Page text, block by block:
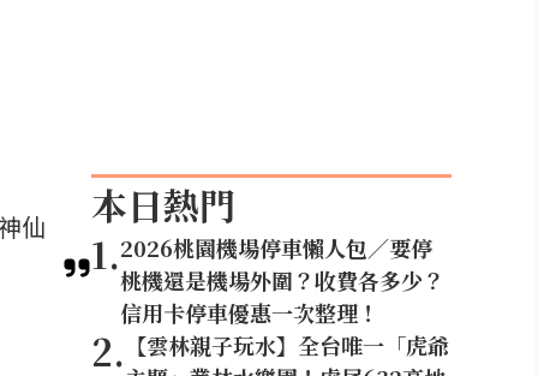
仙
本日熱門
1.2026桃園機場停車懶人包／要停
桃機還是機場外圍？收費各多少？
信用卡停車優惠一次整理！
2. 【雲林親子玩水】全台唯一「虎爺